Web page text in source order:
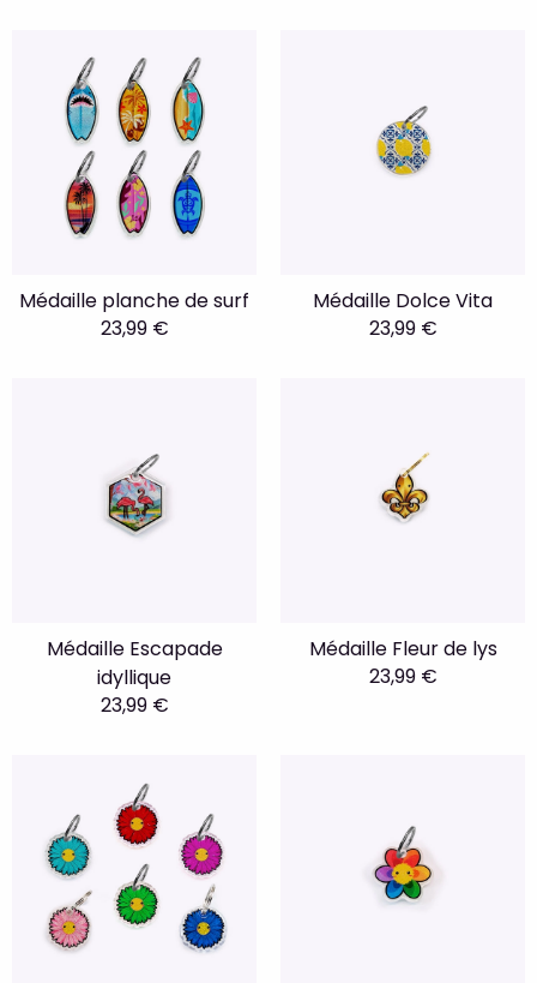
Médaille planche de surf
23,99 €
Médaille Dolce Vita
23,99 €
Médaille Escapade
idyllique
23,99 €
Médaille Fleur de lys
23,99 €